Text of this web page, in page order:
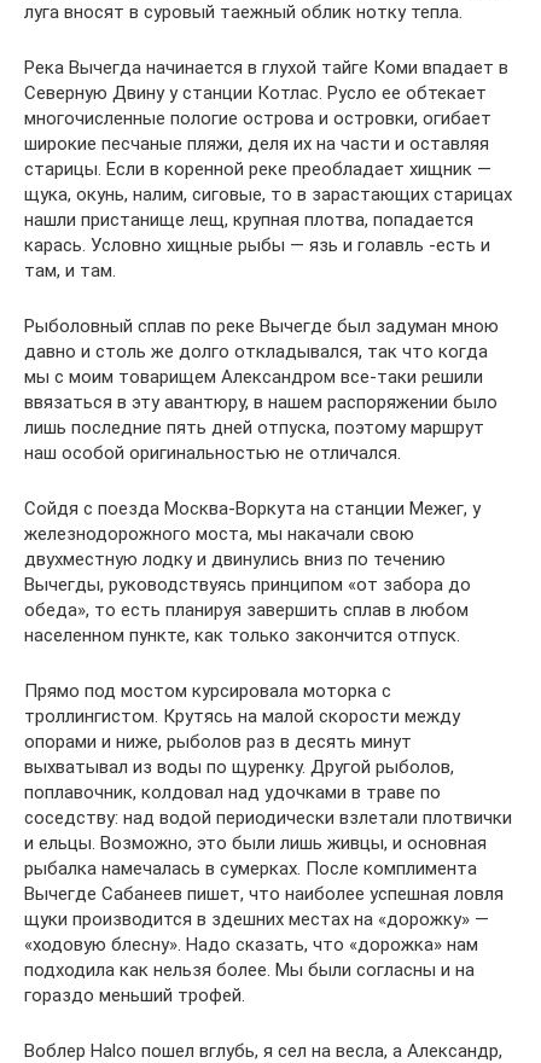
луга вносят в суровый таежный облик нотку тепла.
Река Вычегда начинается в глухой тайге Коми впадает в
Северную Двину у станции Котлас. Русло ее обтекает
многочисленные пологие острова и островки, огибает
широкие песчаные пляжи, деля их на части и оставляя
старицы. Если в коренной реке преобладает хищник —
щука, окунь, налим, сиговые, то в зарастающих старицах
нашли пристанище лещ, крупная плотва, попадается
карась. Условно хищные рыбы — язь и голавль -есть и
там, и там.
Рыболовный сплав по реке Вычегде был задуман мною
давно и столь же долго откладывался, так что когда
мы с моим товарищем Александром все-таки решили
ввязаться в эту авантюру, в нашем распоряжении было
лишь последние пять дней отпуска, поэтому маршрут
наш особой оригинальностью не отличался.
Сойдя с поезда Москва-Воркута на станции Межег, у
железнодорожного моста, мы накачали свою
двухместную лодку и двинулись вниз по течению
Вычегды, руководствуясь принципом «от забора до
обеда», то есть планируя завершить сплав в любом
населенном пункте, как только закончится отпуск.
Прямо под мостом курсировала моторка с
троллингистом. Крутясь на малой скорости между
опорами и ниже, рыболов раз в десять минут
выхватывал из воды по щуренку. Другой рыболов,
поплавочник, колдовал над удочками в траве по
соседству: над водой периодически взлетали плотвички
и ельцы. Возможно, это были лишь живцы, и основная
рыбалка намечалась в сумерках. После комплимента
Вычегде Сабанеев пишет, что наиболее успешная ловля
щуки производится в здешних местах на «дорожку» —
«ходовую блесну». Надо сказать, что «дорожка» нам
подходила как нельзя более. Мы были согласны и на
гораздо меньший трофей.
Воблер Halco пошел вглубь, я сел на весла, а Александр,